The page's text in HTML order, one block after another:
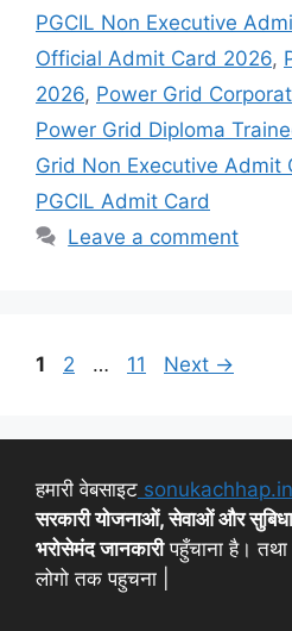
PGCIL Non Executive
Official Admit Card 2026,
2026, Power Grid
Power Grid Diploma
Grid Non Executive Admit
PGCIL Admit Card
Leave a comment
1 2 … 11 Next →
हमारी वेबसाइट sonukachhap.in
सरकारी योजनाओं, सेवाओं और
भरोसेमंद जानकारीपहुँचाना है।
लोगो तक पहुचना |